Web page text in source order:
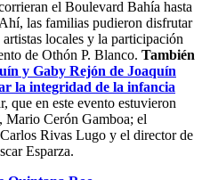
el Boulevard Bahía hasta
las familias pudieron disfrutar
locales y la participación
de Othón P. Blanco. También
y Gaby Rejón de Joaquín
la integridad de la infancia
que en este evento estuvieron
Mario Cerón Gamboa; el
Rivas Lugo y el director de
Esparza.